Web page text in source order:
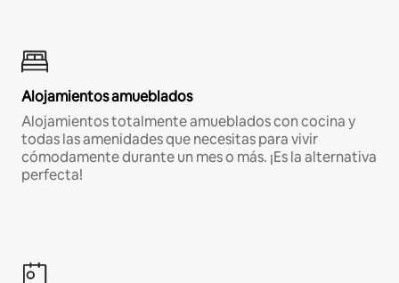
Alojamientos amueblados
Alojamientos totalmente amueblados con cocina y
todas las amenidades que necesitas para vivir
cómodamente durante un mes o más. ¡Es la alternativa
perfecta!